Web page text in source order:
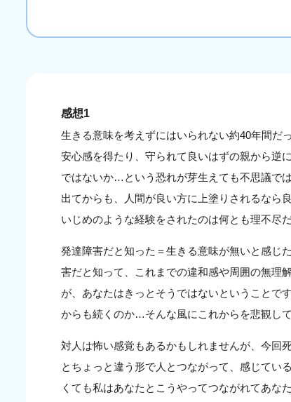
感想1
生きる意味を考えずにはいられない約40年間だ
安心感を得たり、守られて良いはずの親から逆
ではないか…という恐れが芽生えても不思議で
出てからも、人間が良い方に上塗りされるなら
いじめのような経験をされたのは何とも理不尽
発達障害だと知った＝生きる意味が無いと感じ
害だと知って、これまでの違和感や周囲の無理
が、あなたはきっとそうではないということで
からも続くのか…そんな風にこれからを悲観し
対人は怖い感覚もあるかもしれませんが、今回
とちょっと違う形で人とつながって、感じてい
くても私はあなたとこうやってつながれてあな